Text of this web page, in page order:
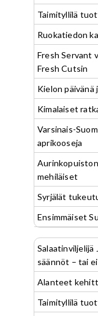
Taimityllilä
Ruokatiedon
Fresh Servant
Fresh Cutsin
Kielon
Kimalaiset
Varsinais-
aprikooseja
mehiläiset
Syrjälät
Ensimmäiset
Salaatinviljelijä
säännöt – tai
Alanteet
Taimityllilä